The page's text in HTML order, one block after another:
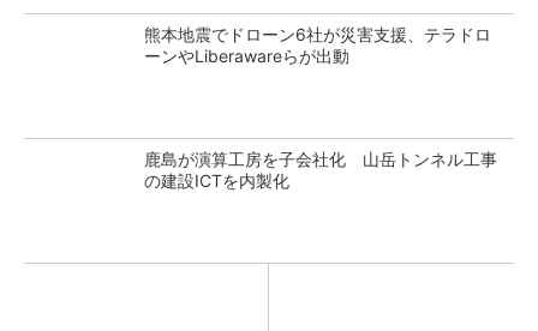
熊本地震でドローン6社が災害支援、テラドロ
ーンやLiberawareらが出動
鹿島が演算工房を子会社化 山岳トンネル工事
の建設ICTを内製化